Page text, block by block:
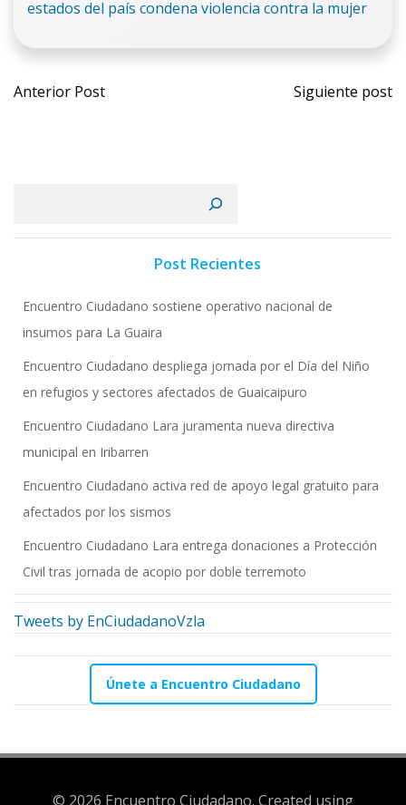
estados del país condena violencia contra la mujer
Navegación
Anterior Post Siguiente post
Post Recientes
Encuentro Ciudadano sostiene operativo nacional de
insumos para La Guaira
Encuentro Ciudadano despliega jornada por el Día del Niño
en refugios y sectores afectados de Guaicaipuro
Encuentro Ciudadano Lara juramenta nueva directiva
municipal en Iribarren
Encuentro Ciudadano activa red de apoyo legal gratuito para
afectados por los sismos
Encuentro Ciudadano Lara entrega donaciones a Protección
Civil tras jornada de acopio por doble terremoto
Tweets by EnCiudadanoVzla
Únete a Encuentro Ciudadano
© 2026 Encuentro Ciudadano. Created using